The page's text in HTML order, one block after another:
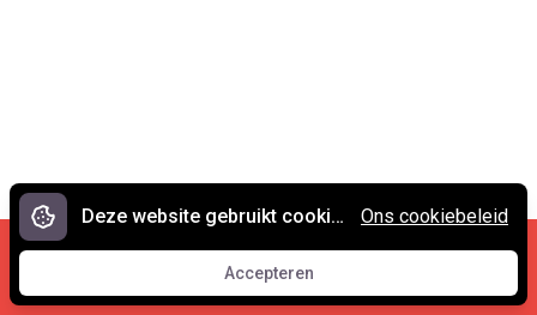
Cookies en privacy •
Contact
© 2007 - 2026 Spreekwoorden.nl
Deze website gebruikt cookies.
Accepteren
Accepteren
Ons cookiebeleid